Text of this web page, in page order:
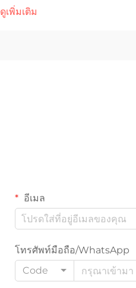
ความนิยมในการเชื่อมแบบคลั
ดูเพิ่มเติม
อีเมล
โทรศัพท์มือถือ/WhatsApp
Code